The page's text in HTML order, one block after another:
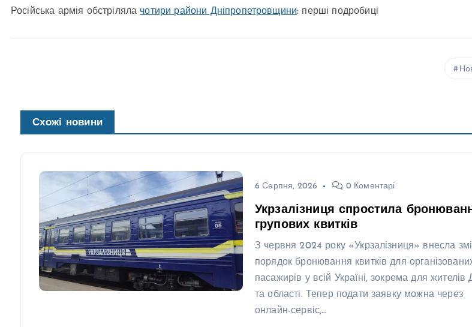
Російська армія обстріляла чотири райони Дніпропетровщини: перші подробиці
Схожі новини
6 Серпня, 2026 0 Коментарі
Укрзалізниця спростила
групових квитків
З червня 2024 року «Укрзалізниця» внесла
порядок бронювання квитків для
пасажирів у всій Україні, зокрема для жителів
та області. Тепер подати заявку можна через
онлайн-сервіс,…